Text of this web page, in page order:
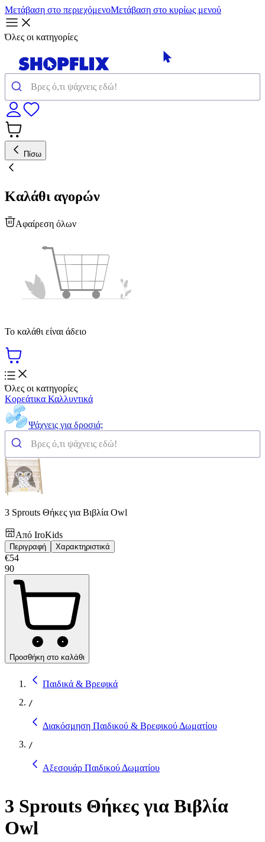
Μετάβαση στο περιεχόμενοΜετάβαση στο κυρίως μενού
Όλες οι κατηγορίες
Πίσω
Καλάθι αγορών
Αφαίρεση όλων
Το καλάθι είναι άδειο
Όλες οι κατηγορίες
Κορεάτικα Καλλυντικά
Ψάχνεις για δροσιά;
3 Sprouts Θήκες για Βιβλία Owl
Από IroKids
Περιγραφή Χαρακτηριστικά
€54
90
Προσθήκη στο καλάθι
Παιδικά & Βρεφικά
/
Διακόσμηση Παιδικού & Βρεφικού Δωματίου
/
Αξεσουάρ Παιδικού Δωματίου
3 Sprouts Θήκες για Βιβλία
Owl